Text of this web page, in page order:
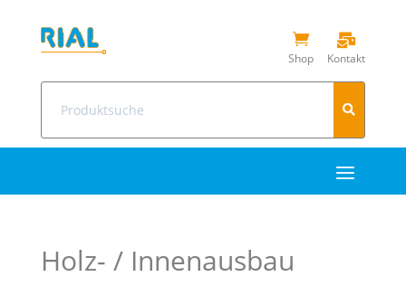
nach:

Shop

Kontakt
Holz- / Innenausbau